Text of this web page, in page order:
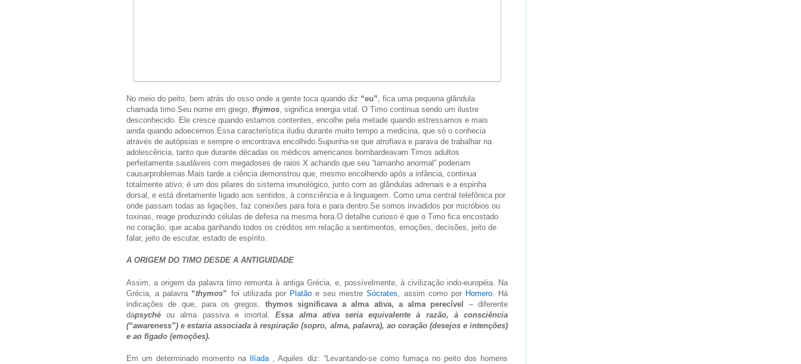
No meio do peito, bem atrás do osso onde a gente toca quando diz “eu” , fica uma pequena glândula
chamada timo.Seu nome em grego, thýmos , significa energia vital. O Timo continua sendo um ilustre
desconhecido. Ele cresce quando estamos contentes, encolhe pela metade quando estressamos e mais
ainda quando adoecemos.Essa característica iludiu durante muito tempo a medicina, que só o conhecia
através de autópsias e sempre o encontrava encolhido.Supunha-se que atrofiava e parava de trabalhar na
adolescência, tanto que durante décadas os médicos americanos bombardeavam Timos adultos
perfeitamente saudáveis com megadoses de raios X achando que seu “tamanho anormal” poderiam
causarproblemas.Mais tarde a ciência demonstrou que, mesmo encolhendo após a infância, continua
totalmente ativo; é um dos pilares do sistema imunológico, junto com as glândulas adrenais e a espinha
dorsal, e está diretamente ligado aos sentidos, à consciência e à linguagem. Como uma central telefônica por
onde passam todas as ligações, faz conexões para fora e para dentro.Se somos invadidos por micróbios ou
toxinas, reage produzindo células de defesa na mesma hora.O detalhe curioso é que o Timo fica encostado
no coração, que acaba ganhando todos os créditos em relação a sentimentos, emoções, decisões, jeito de
falar, jeito de escutar, estado de espírito.
A ORIGEM DO TIMO DESDE A ANTIGUIDADE
Assim, a origem da palavra timo remonta à antiga Grécia, e, possívelmente, à civilização indo-européia. Na
Grécia, a palavra “thymos” foi utilizada por Platãoe seu mestreSócrates , assim como por Homero. Há
indicações de que, para os gregos, thymos significava a alma ativa, a alma perecível – diferente
dapsyché ou alma passiva e imortal.Essa alma ativa seria equivalente à razão, à consciência
(“awareness”) e estaria associada à respiração (sopro, alma, palavra), ao coração (desejos e intenções)
e ao fígado (emoções).
Em um determinado momento na Ilíada, Aquiles diz: “Levantando-se como fumaça no peito dos homens